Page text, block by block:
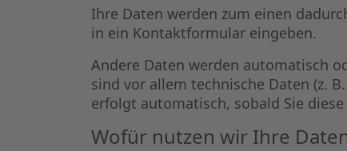
Ihre Daten werden zum einen
in ein Kontaktformular eingeben.
Andere Daten werden automatisch
sind vor allem technische Daten (z.
erfolgt automatisch, sobald Sie
Wofür nutzen wir Ihre